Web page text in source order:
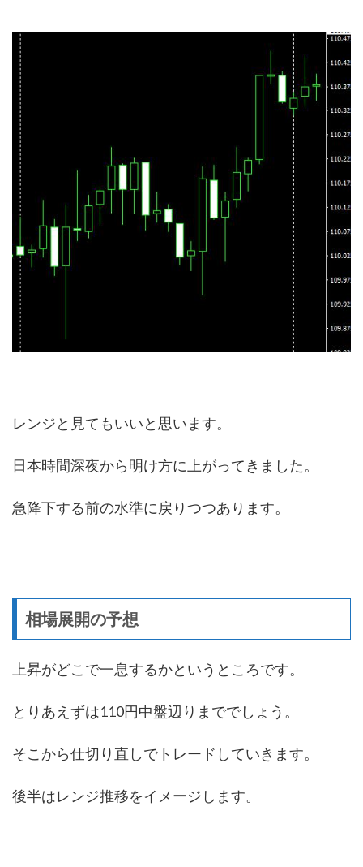
レンジと見てもいいと思います。
日本時間深夜から明け方に上がってきました。
急降下する前の水準に戻りつつあります。
相場展開の予想
上昇がどこで一息するかというところです。
とりあえずは110円中盤辺りまででしょう。
そこから仕切り直しでトレードしていきます。
後半はレンジ推移をイメージします。